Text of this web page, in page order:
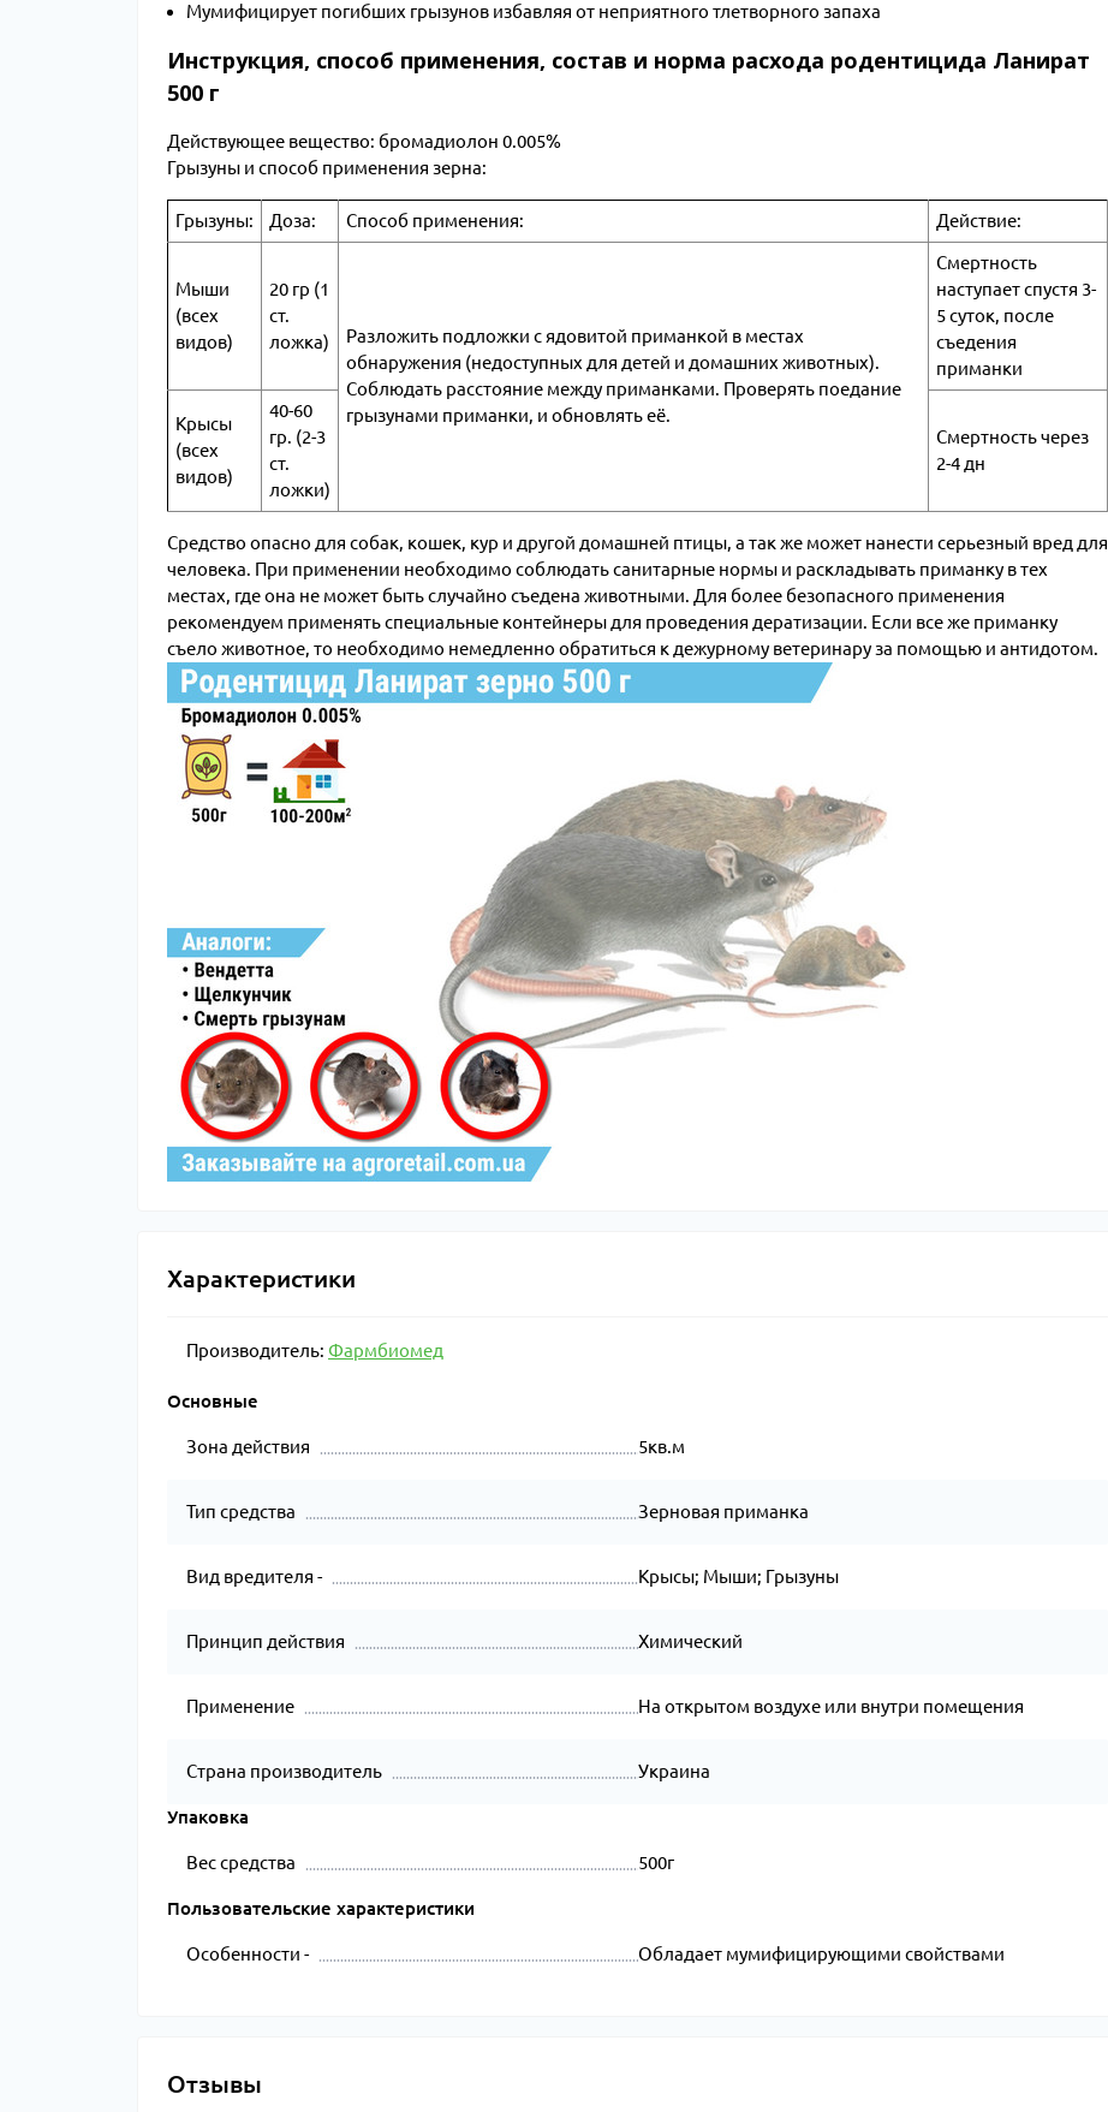
Мумифицирует погибших грызунов избавляя от неприятного тлетворного запаха
Инструкция, способ применения, состав и норма расхода родентицида Ланират
500 г
Действующее вещество: бромадиолон 0.005%
Грызуны и способ применения зерна:
Грызуны: Доза: Способ применения: Действие:
Мыши
(всех
видов)
20 гр (1
ст.
ложка)
Разложить подложки с ядовитой приманкой в местах
обнаружения (недоступных для детей и домашних животных).
Соблюдать расстояние между приманками. Проверять поедание
грызунами приманки, и обновлять её.
Смертность
наступает спустя 3-
5 суток, после
съедения
приманки
Крысы
(всех
видов)
40-60
гр. (2-3
ст.
ложки)
Смертность через
2-4 дн
Средство опасно для собак, кошек, кур и другой домашней птицы, а так же может нанести серьезный вред для
человека. При применении необходимо соблюдать санитарные нормы и раскладывать приманку в тех
местах, где она не может быть случайно съедена животными. Для более безопасного применения
рекомендуем применять специальные контейнеры для проведения дератизации. Если все же приманку
съело животное, то необходимо немедленно обратиться к дежурному ветеринару за помощью и антидотом.
Характеристики
Производитель: Фармбиомед
Основные
Зона действия 5кв.м
Тип средства Зерновая приманка
Вид вредителя - Крысы; Мыши; Грызуны
Принцип действия Химический
Применение На открытом воздухе или внутри помещения
Страна производитель Украина
Упаковка
Вес средства 500г
Пользовательские характеристики
Особенности - Обладает мумифицирующими свойствами
Отзывы